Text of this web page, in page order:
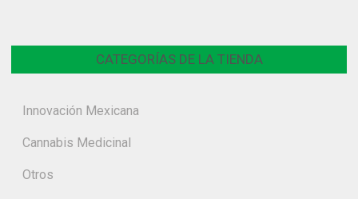
CATEGORÍAS DE LA TIENDA
Innovación Mexicana
Cannabis Medicinal
Otros